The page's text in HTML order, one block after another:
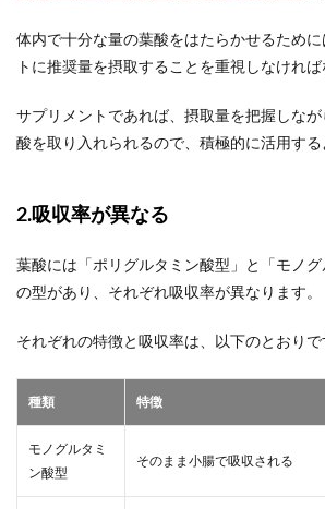
体内で十分な量の葉酸をはたらかせるため
トに推奨量を摂取することを重視しなければ
サプリメントであれば、摂取量を把握しな
酸を取り入れられるので、積極的に活用する
2.吸収率が異なる
葉酸には「ポリグルタミン酸型」と「モノ
の型があり、それぞれ吸収率が異なります。
それぞれの特徴と吸収率は、以下のとおりで
種類 特徴
モノグルタミ
ン酸型
そのまま小腸で吸収される